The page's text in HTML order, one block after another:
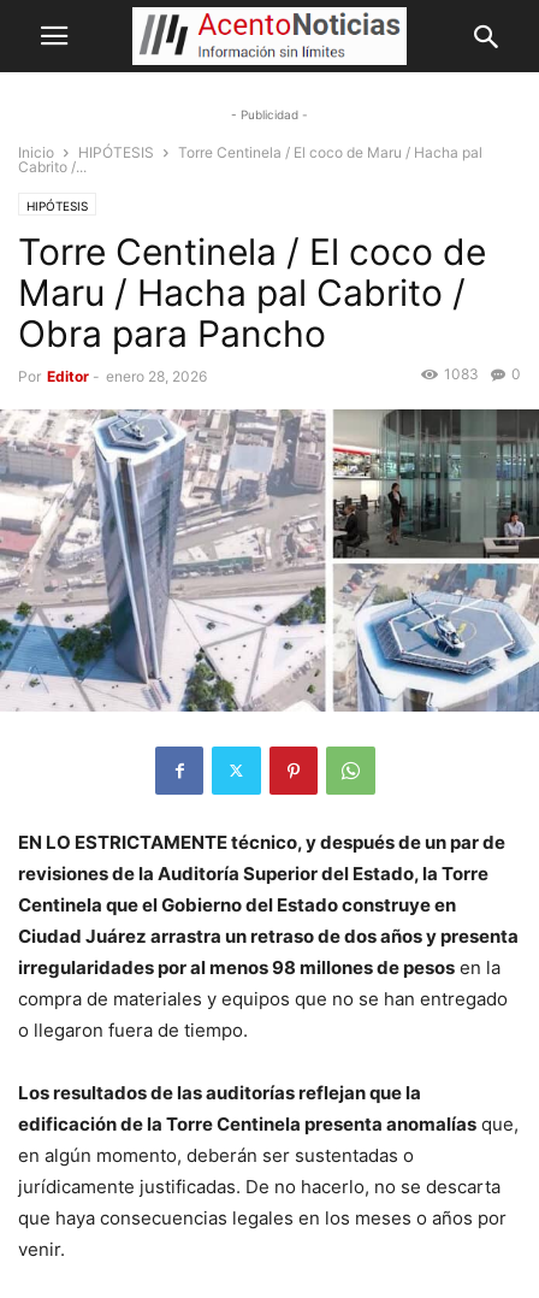
- Publicidad -
Inicio HIPÓTESIS
Torre Centinela / El coco de Maru / Hacha pal
Cabrito /...
HIPÓTESIS
Torre Centinela / El coco de
Maru / Hacha pal Cabrito /
Obra para Pancho
Por Editor - enero 28, 2026 0
1083
EN LO ESTRICTAMENTE técnico, y después de un par de
revisiones de la Auditoría Superior del Estado, la Torre
Centinela que el Gobierno del Estadoconstruye en
Ciudad Juárez arrastra un retraso de dos años y presenta
irregularidades por al menos 98 millones de pesos en la
compra de materiales y equipos que no se han entregado
o llegaron fuera de tiempo.
Los resultados de las auditorías reflejan que la
edificación de la Torre Centinela presenta anomalías que,
en algún momento, deberán ser sustentadas o
jurídicamente justificadas. De no hacerlo, no se descarta
que haya consecuencias legales en los meses o años por
venir.